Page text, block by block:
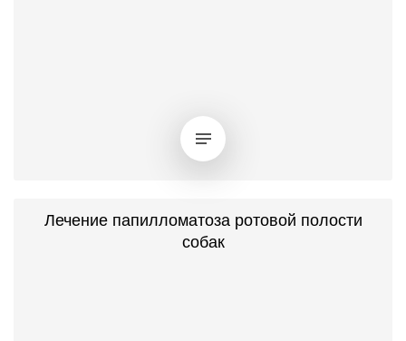
Лечение папилломатоза ротовой полости
собак